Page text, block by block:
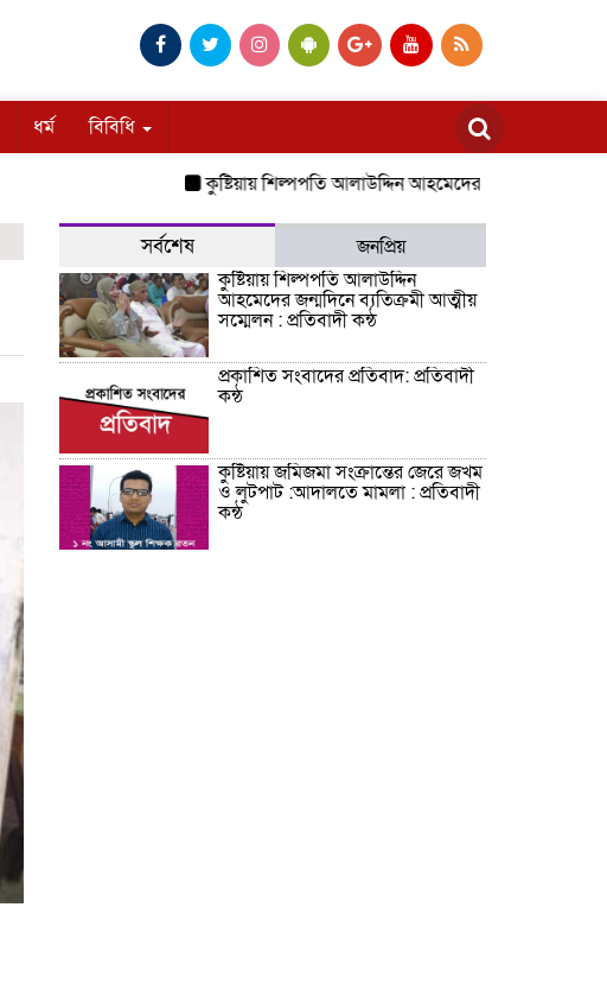
ধর্ম বিবিধি
কুষ্টিয়ায় শিল্পপতি আলাউদ্দিন আহমেদের জন্মদিনে ব্যতিক্রমী
সর্বশেষ
জনপ্রিয়
কুষ্টিয়ায় শিল্পপতি আলাউদ্দিন
আহমেদের জন্মদিনে ব্যতিক্রমী আত্মীয়
সম্মেলন : প্রতিবাদী কন্ঠ
প্রকাশিত সংবাদের প্রতিবাদ: প্রতিবাদী
কন্ঠ
কুষ্টিয়ায় জমিজমা সংক্রান্তের জেরে জখম
ও লুটপাট :আদালতে মামলা : প্রতিবাদী
কন্ঠ